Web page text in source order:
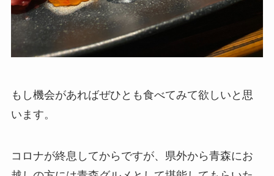
もし機会があればぜひとも食べてみて欲しいと思
います。
コロナが終息してからですが、県外から青森にお